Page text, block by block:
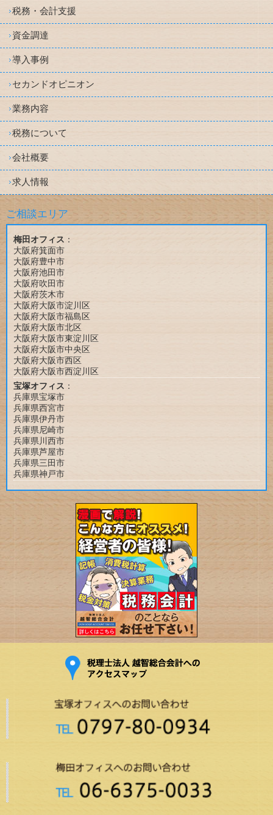
税務・会計支援
資金調達
導入事例
セカンドオピニオン
業務内容
税務について
会社概要
求人情報
ご相談エリア
梅田オフィス ：
大阪府箕面市
大阪府豊中市
大阪府池田市
大阪府吹田市
大阪府茨木市
大阪府大阪市淀川区
大阪府大阪市福島区
大阪府大阪市北区
大阪府大阪市東淀川区
大阪府大阪市中央区
大阪府大阪市西区
大阪府大阪市西淀川区
宝塚オフィス ：
兵庫県宝塚市
兵庫県西宮市
兵庫県伊丹市
兵庫県尼崎市
兵庫県川西市
兵庫県芦屋市
兵庫県三田市
兵庫県神戸市